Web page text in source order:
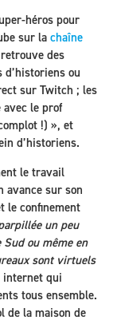
héros pour
sur la chaîne
des
ou
sur Twitch ; les
le prof
!) », et
d’historiens.
le travail
avance sur son
le confinement
un peu
ou même en
sont virtuels
internet qui
tous ensemble.
de la maison de